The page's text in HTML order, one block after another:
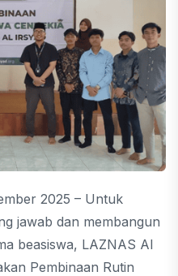
2025 – Untuk
jawab dan membangun
beasiswa, LAZNAS Al
Pembinaan Rutin